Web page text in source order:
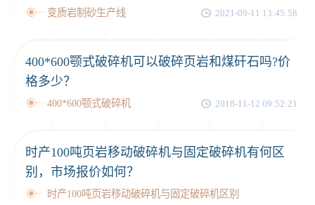
变质岩制砂生产线 2021-09-11 13:45:58
400*600颚式破碎机可以破碎页岩和煤矸石吗?价
格多少？
400*600颚式破碎机 2018-11-12 09:52:21
时产100吨页岩移动破碎机与固定破碎机有何区
别，市场报价如何？
时产100吨页岩移动破碎机与固定破碎机区别